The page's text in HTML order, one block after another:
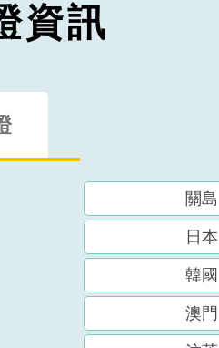
資訊
關島
日本
韓國
澳門